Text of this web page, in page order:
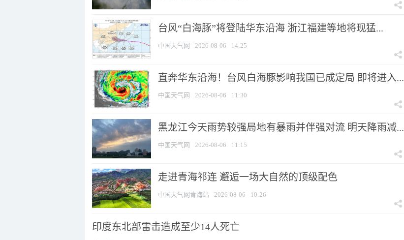
台风“白海豚”将登陆华东沿海 浙江福建等地将现猛...
中国天气网 2026-08-06 14:25
直奔华东沿海！台风白海豚影响我国已成定局 即将进入...
中国天气网 2026-08-06 11:30
黑龙江今天雨势较强局地有暴雨并伴强对流 明天降雨减...
中国天气网 2026-08-06 11:15
走进青海祁连 邂逅一场大自然的顶级配色
中国天气网青海站 2026-08-06 10:26
印度东北部雷击造成至少14人死亡